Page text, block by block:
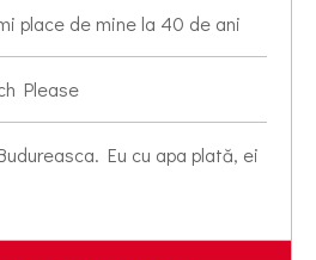
place de mine la 40 de ani
Please
Eu cu apa plată, ei